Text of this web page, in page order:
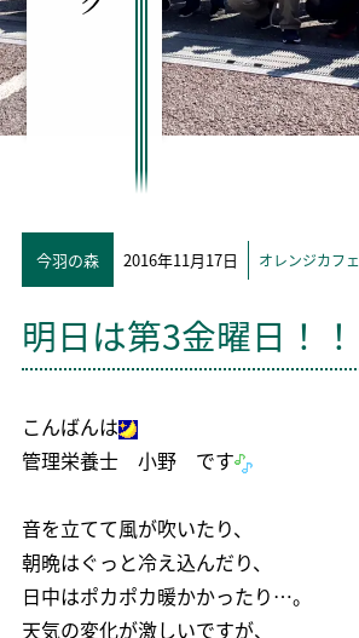
今羽の森 2016年11月17日 オレンジカフェ
明日は第3金曜日！！
こんばんは
管理栄養士 小野 です
音を立てて風が吹いたり、
朝晩はぐっと冷え込んだり、
日中はポカポカ暖かかったり…。
天気の変化が激しいですが、